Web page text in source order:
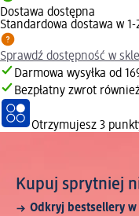
Dostawa dostępna
Standardowa dostawa w
Sprawdź dostępność w
Darmowa wysyłka od
Bezpłatny zwrot
Otrzymujesz 3
Kupuj sprytniej
Odkryj bestsellery